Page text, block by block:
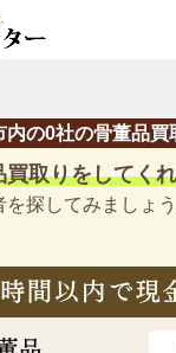
内の0社の骨董品買
取りをしてく
探してみましょう